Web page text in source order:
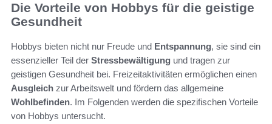
Die Vorteile von Hobbys für die geistige
Gesundheit
Hobbys bieten nicht nur Freude und Entspannung, sie sind ein
essenzieller Teil der Stressbewältigung und tragen zur
geistigen Gesundheit bei. Freizeitaktivitäten ermöglichen einen
Ausgleich zur Arbeitswelt und fördern das allgemeine
Wohlbefinden. Im Folgenden werden die spezifischen Vorteile
von Hobbys untersucht.